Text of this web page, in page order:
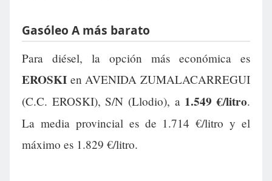
Gasóleo A más barato
Para diésel, la opción más económica es
EROSKI en AVENIDA ZUMALACARREGUI
(C.C. EROSKI), S/N (Llodio), a 1.549 €/litro.
La media provincial es de 1.714 €/litro y el
máximo es 1.829 €/litro.